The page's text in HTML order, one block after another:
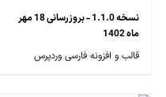
نسخه 1.1.0 - بروزرسانی 18 مهر
ماه 1402
قالب و افزونه فارسی وردپرس